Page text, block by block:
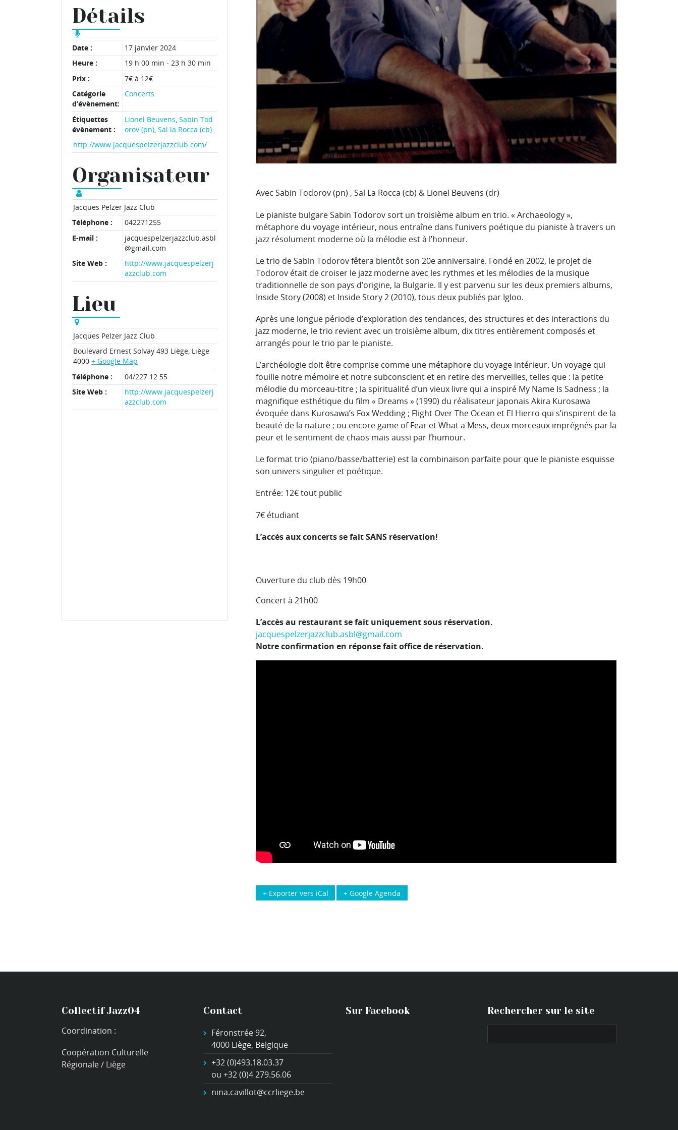
Détails
Date :
17 janvier 2024
Heure :
19 h 00 min - 23 h 30 min
Prix :
7€ à 12€
Catégorie
d’évènement:
Concerts
Étiquettes
évènement :
Lionel Beuvens ,Sabin Tod
orov (pn) ,Sal la Rocca (cb)
http://www.jacquespelzerjazzclub.com/
Organisateur
Jacques Pelzer Jazz Club
Téléphone :
042271255
E-mail :
jacquespelzerjazzclub.asbl
@gmail.com
Site Web :
http://www.jacquespelzerj
azzclub.com
Lieu
Jacques Pelzer Jazz Club
Boulevard Ernest Solvay 493 Liège, Liège
4000 + Google Map
Téléphone :
04/227.12.55
Site Web :
http://www.jacquespelzerj
azzclub.com
Avec Sabin Todorov (pn) , Sal La Rocca (cb) & Lionel Beuvens (dr)
Le pianiste bulgare Sabin Todorov sort un troisième album en trio. « Archaeology »,
métaphore du voyage intérieur, nous entraîne dans l’univers poétique du pianiste à travers un
jazz résolument moderne où la mélodie est à l’honneur.
Le trio de Sabin Todorov fêtera bientôt son 20e anniversaire. Fondé en 2002, le projet de
Todorov était de croiser le jazz moderne avec les rythmes et les mélodies de la musique
traditionnelle de son pays d’origine, la Bulgarie. Il y est parvenu sur les deux premiers albums,
Inside Story (2008) et Inside Story 2 (2010), tous deux publiés par Igloo.
Après une longue période d’exploration des tendances, des structures et des interactions du
jazz moderne, le trio revient avec un troisième album, dix titres entièrement composés et
arrangés pour le trio par le pianiste.
L’archéologie doit être comprise comme une métaphore du voyage intérieur. Un voyage qui
fouille notre mémoire et notre subconscient et en retire des merveilles, telles que : la petite
mélodie du morceau-titre ; la spiritualité d’un vieux livre qui a inspiré My Name Is Sadness ; la
magnifique esthétique du film « Dreams » (1990) du réalisateur japonais Akira Kurosawa
évoquée dans Kurosawa’s Fox Wedding ; Flight Over The Ocean et El Hierro qui s’inspirent de la
beauté de la nature ; ou encore game of Fear et What a Mess, deux morceaux imprégnés par la
peur et le sentiment de chaos mais aussi par l’humour.
Le format trio (piano/basse/batterie) est la combinaison parfaite pour que le pianiste esquisse
son univers singulier et poétique.
Entrée: 12€ tout public
7€ étudiant
L’accès aux concerts se fait SANS réservation!
Ouverture du club dès 19h00
Concert à 21h00
L’accès au restaurant se fait uniquement sous réservation.
jacquespelzerjazzclub.asbl@gmail.com
Notre confirmation en réponse fait office de réservation.
+ Google Agenda
+ Exporter vers iCal
Collectif Jazz04
Coordination :
Coopération Culturelle
Régionale / Liège
Contact
Féronstrée 92,
4000 Liège, Belgique
+32 (0)493.18.03.37
ou +32 (0)4 279.56.06
nina.cavillot@ccrliege.be
Sur Facebook Rechercher sur le site